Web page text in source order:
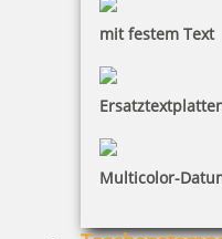
mit festem Text
Multicolor-